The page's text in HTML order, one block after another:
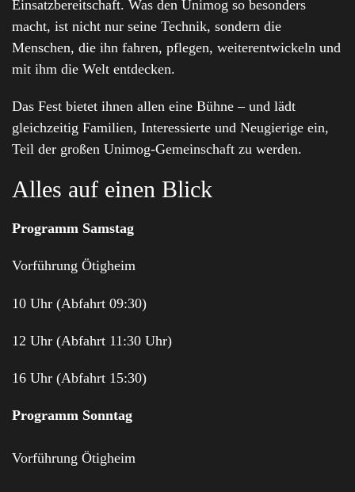
Einsatzbereitschaft. Was den Unimog so besonders
macht, ist nicht nur seine Technik, sondern die
Menschen, die ihn fahren, pflegen, weiterentwickeln und
mit ihm die Welt entdecken.
Das Fest bietet ihnen allen eine Bühne – und lädt
gleichzeitig Familien, Interessierte und Neugierige ein,
Teil der großen Unimog-Gemeinschaft zu werden.
Alles auf einen Blick
Programm Samstag
Vorführung Ötigheim
10 Uhr (Abfahrt 09:30)
12 Uhr (Abfahrt 11:30 Uhr)
16 Uhr (Abfahrt 15:30)
Programm Sonntag
Vorführung Ötigheim